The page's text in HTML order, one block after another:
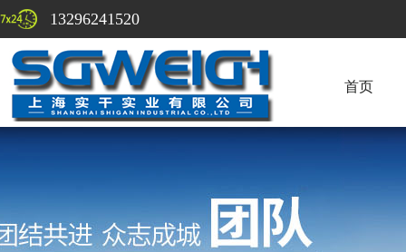
13296241520
首页